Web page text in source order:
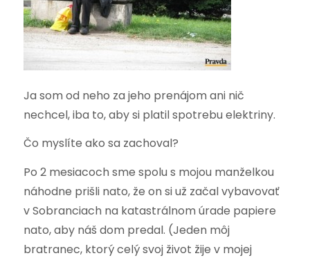
Ja som od neho za jeho prenájom ani nič
nechcel, iba to, aby si platil spotrebu elektriny.
Čo myslíte ako sa zachoval?
Po 2 mesiacoch sme spolu s mojou manželkou
náhodne prišli nato, že on si už začal vybavovať
v Sobranciach na katastrálnom úrade papiere
nato, aby náš dom predal. (Jeden môj
bratranec, ktorý celý svoj život žije v mojej